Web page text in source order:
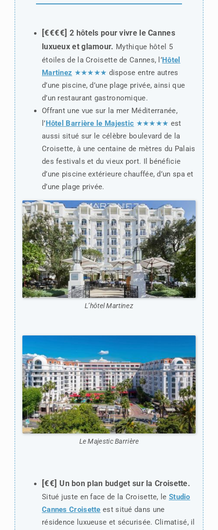
[€€€€] 2 hôtels pour vivre le Cannes
luxueux et glamour. Mythique hôtel 5
étoiles de la Croisette de Cannes, l’Hôtel
Martinez ★★★★★ dispose entre autres
d’une piscine, d’une plage privée, ainsi que
d’un restaurant gastronomique.
Offrant une vue sur la mer Méditerranée,
l’Hôtel Barrière le Majestic ★★★★★ est
aussi situé sur le célèbre boulevard de la
Croisette, à une centaine de mètres du Palais
des festivals et du vieux port. Il bénéficie
d’une piscine extérieure chauffée, d’un spa et
d’une plage privée.
L’hôtel Martinez
Le Majestic Barrière
[€€] Un bon plan budget sur la Croisette.
Situé juste en face de la Croisette, le Studio
Cannes Croisette est situé dans une
résidence luxueuse et sécurisée. Climatisé, il